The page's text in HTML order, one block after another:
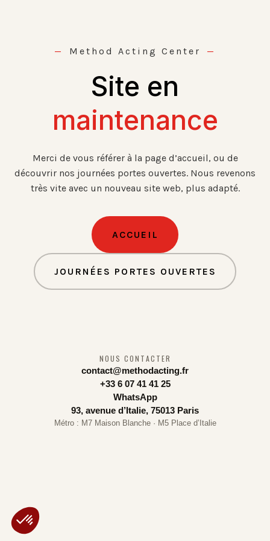
Method Acting Center
Site en
maintenance
Merci de vous référer à la page d’accueil, ou de
découvrir nos journées portes ouvertes. Nous revenons
très vite avec un nouveau site web, plus adapté.
ACCUEIL
JOURNÉES PORTES OUVERTES
NOUS CONTACTER
contact@methodacting.fr
+33 6 07 41 41 25
WhatsApp
93, avenue d’Italie, 75013 Paris
Métro : M7 Maison Blanche · M5 Place d’Italie